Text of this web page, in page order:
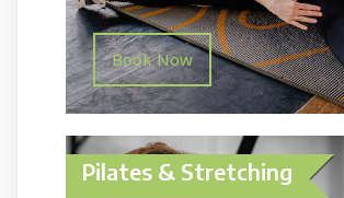
Book Now
Pilates & Stretching